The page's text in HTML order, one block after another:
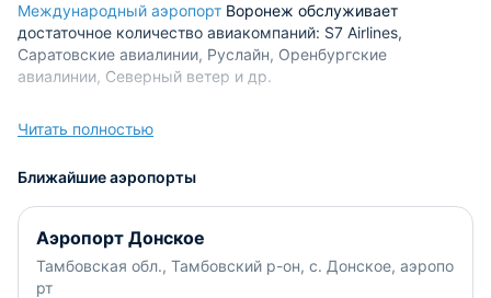
Международный аэропорт Воронеж обслуживает
достаточное количество авиакомпаний: S7 Airlines,
Саратовские авиалинии, Руслайн, Оренбургские
авиалинии, Северный ветер и др.
Для пассажиров аэропорта г. Воронеж сейчас доступны
различного рода услуги: бесплатный Wi-Fi, залы для
различного уровня комфорта, кафе и магазины.
До г. Борисоглебск можно заранее заказать трансфер и
добраться до места назначения с удобством на такси.
Читать полностью
Ближайшие аэропорты
Аэропорт Донское
Тамбовская обл., Тамбовский р-он, с. Донское, аэропо
рт